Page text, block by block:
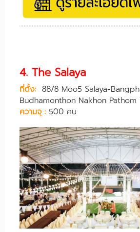
4. The Salaya
ที่ตั้ง: 88/8 Moo5 Salaya-
Budhamonthon Nakhon Pathom
ความจุ : 500 คน